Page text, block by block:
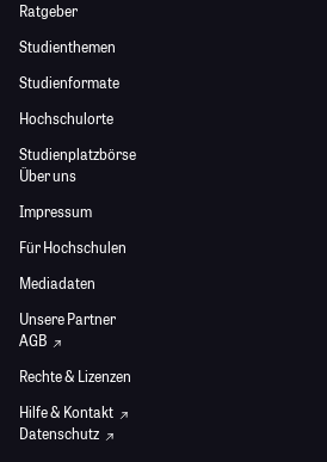
Ratgeber
Studienthemen
Studienformate
Hochschulorte
Studienplatzbörse
Über uns
Impressum
Für Hochschulen
Mediadaten
Unsere Partner
AGB
Rechte & Lizenzen
Hilfe & Kontakt
Datenschutz